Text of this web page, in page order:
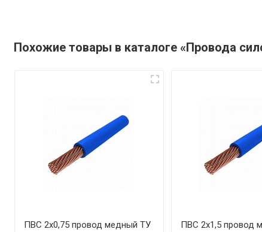
Похожие товары в каталоге «Провода
ПВС 2х0,75 провод медный ТУ ПВС 2х1,5 провод